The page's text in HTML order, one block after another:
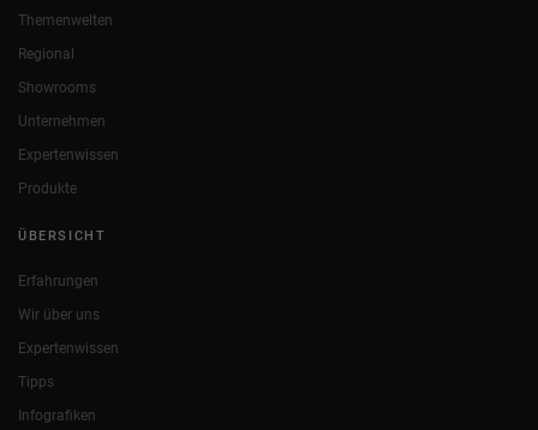
Themenwelten
Regional
Showrooms
Unternehmen
Expertenwissen
Produkte
ÜBERSICHT
Erfahrungen
Wir über uns
Expertenwissen
Tipps
Infografiken